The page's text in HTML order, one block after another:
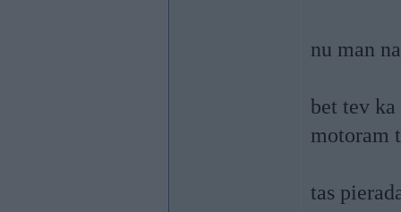
nu man
bet tev
motoram
tas